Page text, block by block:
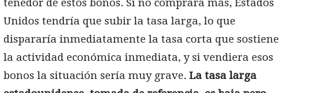
tenedor de estos bonos. Si no comprara más, Estados
Unidos tendría que subir la tasa larga, lo que
dispararía inmediatamente la tasa corta que sostiene
la actividad económica inmediata, y si vendiera esos
bonos la situación sería muy grave. La tasa larga